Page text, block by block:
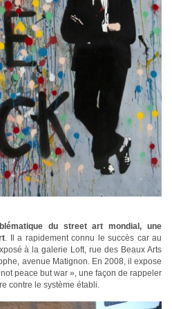
du street art mondial, une
. Il a rapidement connu le succès car au
à la galerie Loft, rue des Beaux Arts
avenue Matignon. En 2008, il expose
peace but war », une façon de rappeler
contre le système établi.